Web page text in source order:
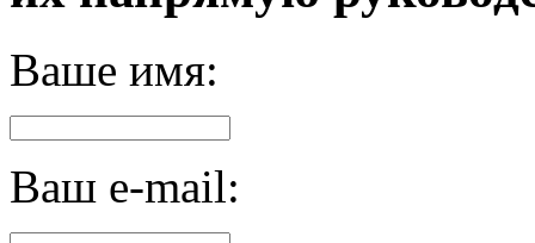
Ваше имя:
Ваш e-mail: